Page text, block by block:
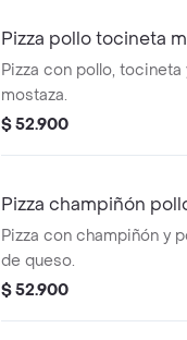
Pizza pollo tocineta
Pizza con pollo,
mostaza.
$ 52.900
Pizza champiñón
Pizza con champiñón y
de queso.
$ 52.900